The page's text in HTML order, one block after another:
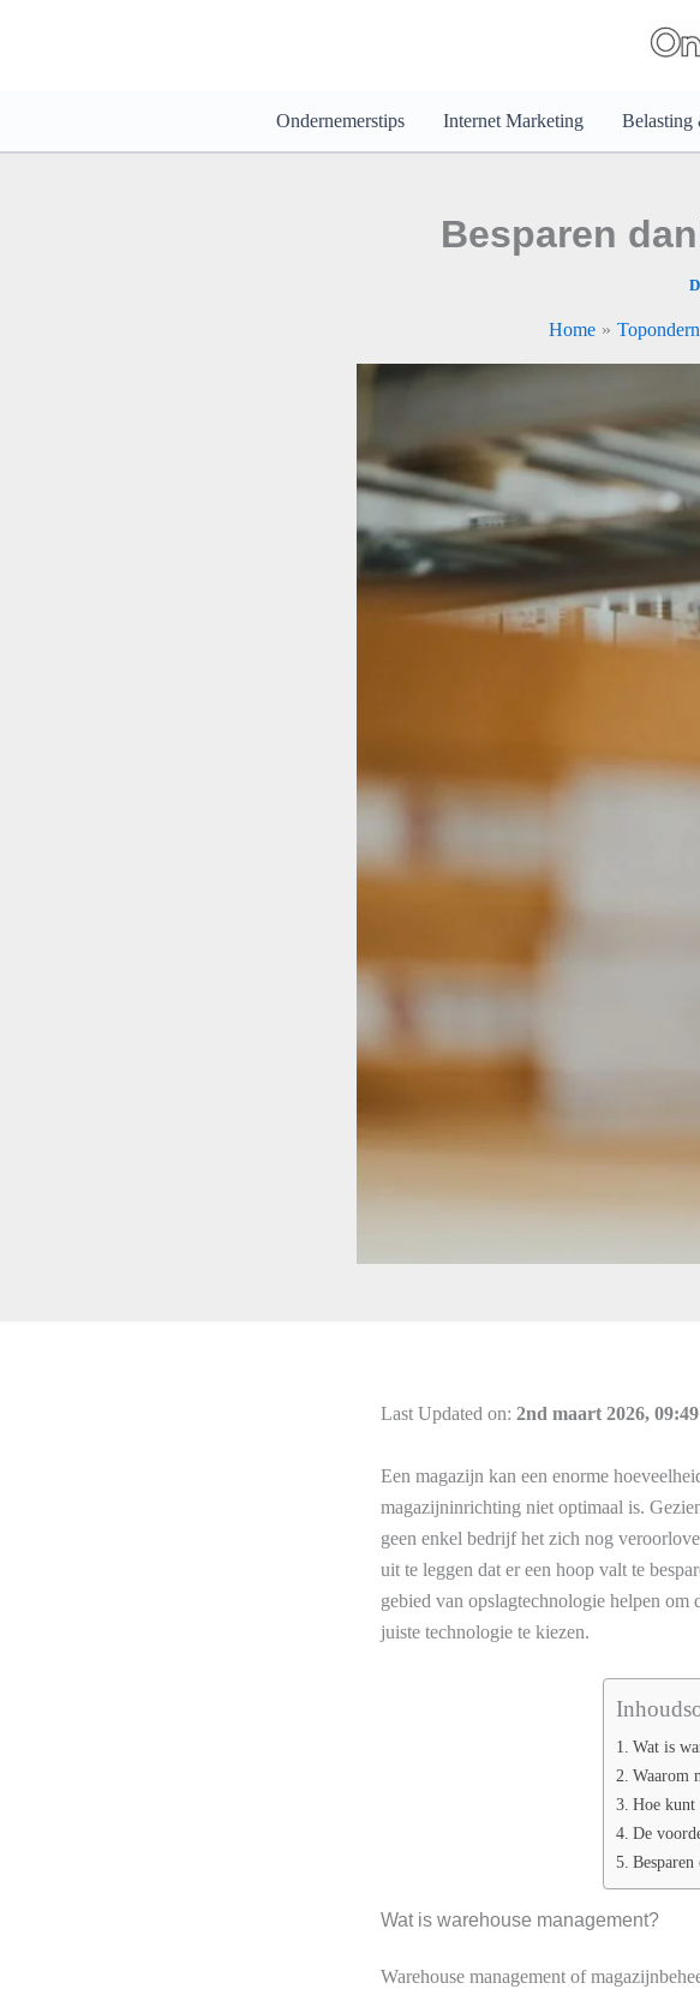
Ondernemerstips Internet Marketing Belasting
Besparen
Home
Last Updated on: 2nd maart 2026,
Een magazijn kan een enorme
magazijninrichting niet optimaal is.
geen enkel bedrijf het zich nog
uit te leggen dat er een hoop valt te
gebied van opslagtechnologie helpen om
juiste technologie te kiezen.
Wat is
Waarom
Hoe kunt
De
Wat is warehouse management?
Warehouse management of